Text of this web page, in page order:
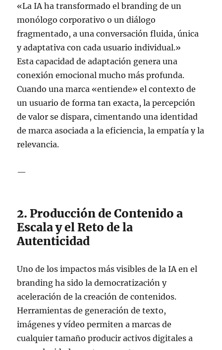
«La IA ha transformado el branding de un
monólogo corporativo o un diálogo
fragmentado, a una conversación fluida, única
y adaptativa con cada usuario individual.»
Esta capacidad de adaptación genera una
conexión emocional mucho más profunda.
Cuando una marca «entiende» el contexto de
un usuario de forma tan exacta, la percepción
de valor se dispara, cimentando una identidad
de marca asociada a la eficiencia, la empatía y la
relevancia.
—
2. Producción de Contenido a
Escala y el Reto de la
Autenticidad
Uno de los impactos más visibles de la IA en el
branding ha sido la democratización y
aceleración de la creación de contenidos.
Herramientas de generación de texto,
imágenes y vídeo permiten a marcas de
cualquier tamaño producir activos digitales a